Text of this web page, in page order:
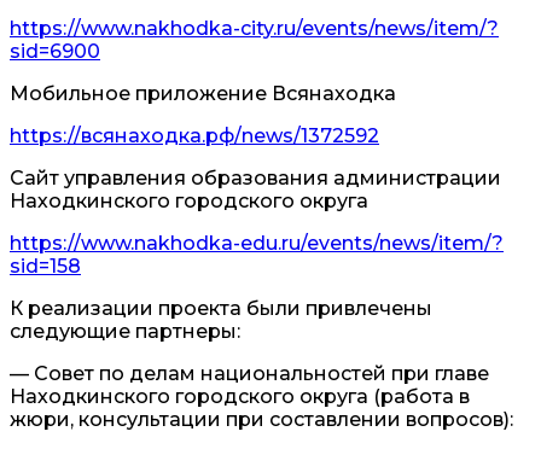
https://www.nakhodka-city.ru/events/news/item/?
sid=6900
Мобильное приложение Всянаходка
https://всянаходка.рф/news/1372592
Сайт управления образования администрации
Находкинского городского округа
https://www.nakhodka-edu.ru/events/news/item/?
sid=158
К реализации проекта были привлечены
следующие партнеры:
— Совет по делам национальностей при главе
Находкинского городского округа (работа в
жюри, консультации при составлении вопросов):